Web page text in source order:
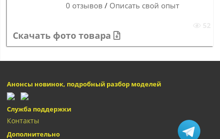
0 отзывов / Описать свой опыт
Скачать фото товара
Анонсы новинок, подробный разбор моделей
Служба поддержки
Контакты
Дополнительно